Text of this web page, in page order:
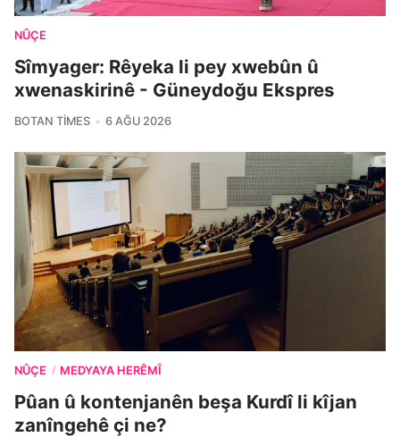
NÛÇE
Sîmyager: Rêyeka li pey xwebûn û
xwenaskirinê - Güneydoğu Ekspres
BOTAN TIMES 6 AĞU 2026
NÛÇE / MEDYAYA HERÊMÎ
Pûan û kontenjanên beşa Kurdî li kîjan
zanîngehê çi ne?